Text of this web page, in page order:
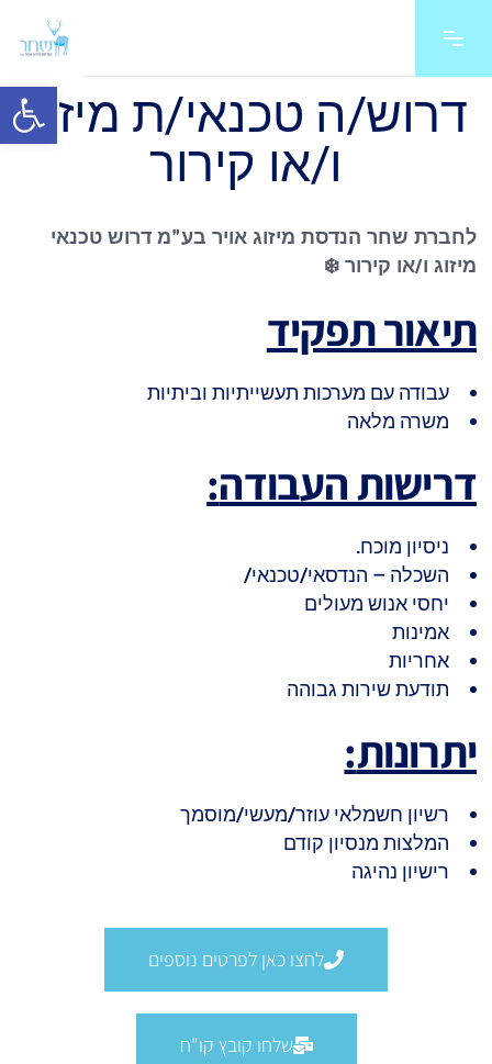
פתח
דרוש/ה טכנאי/ת מיזוג
ו/או קירור
לחברת שחר הנדסת מיזוג אויר בע"מ דרוש טכנאי
מיזוג ו/או קירור ❄️
תיאור תפקיד
עבודה עם מערכות תעשייתיות וביתיות
משרה מלאה
דרישות העבודה:
ניסיון מוכח.
השכלה – הנדסאי/טכנאי/
יחסי אנוש מעולים
אמינות
אחריות
תודעת שירות גבוהה
יתרונות:
רשיון חשמלאי עוזר/מעשי/מוסמך
המלצות מנסיון קודם
רישיון נהיגה
לחצו כאן לפרטים נוספים
שלחו קובץ קו"ח